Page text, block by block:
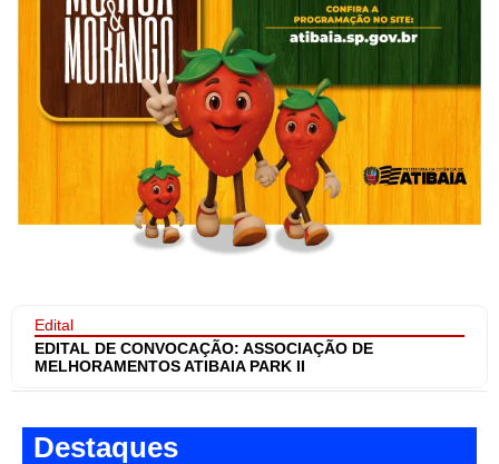
Edital
EDITAL DE CONVOCAÇÃO: ASSOCIAÇÃO DE
MELHORAMENTOS ATIBAIA PARK II
Destaques